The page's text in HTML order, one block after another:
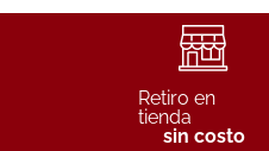
Retiro en
tienda
sin costo